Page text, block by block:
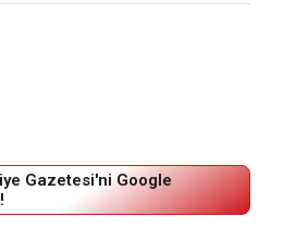
Gazetesi'ni Google